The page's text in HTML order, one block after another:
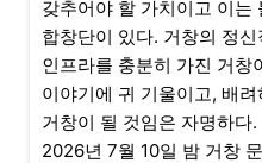
갖추어야 할 가치이고 이는
합창단이 있다. 거창의 정
인프라를 충분히 가진 거창
이야기에 귀 기울이고, 배
거창이 될 것임은 자명하다.
2026년 7월 10일 밤 거창